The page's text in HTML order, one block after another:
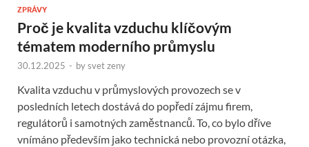
ZPRÁVY
Proč je kvalita vzduchu klíčovým
tématem moderního průmyslu
30.12.2025 - bysvet zeny
Kvalita vzduchu v průmyslových provozech se v
posledních letech dostává do popředí zájmu firem,
regulátorů i samotných zaměstnanců. To, co bylo dříve
vnímáno především jako technická nebo provozní otázka,